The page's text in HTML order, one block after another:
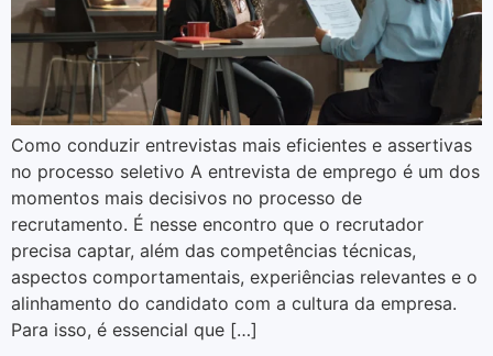
Como conduzir entrevistas mais eficientes e assertivas
no processo seletivo A entrevista de emprego é um dos
momentos mais decisivos no processo de
recrutamento. É nesse encontro que o recrutador
precisa captar, além das competências técnicas,
aspectos comportamentais, experiências relevantes e o
alinhamento do candidato com a cultura da empresa.
Para isso, é essencial que […]